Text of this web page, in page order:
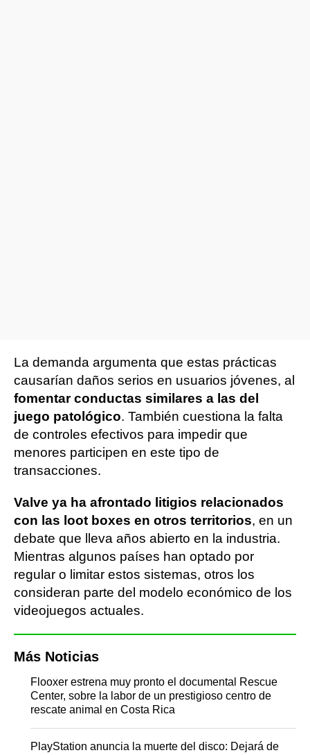
La demanda argumenta que estas prácticas
causarían daños serios en usuarios jóvenes, al
fomentar conductas similares a las del
juego patológico. También cuestiona la falta
de controles efectivos para impedir que
menores participen en este tipo de
transacciones.
Valve ya ha afrontado litigios relacionados
con las loot boxes en otros territorios, en un
debate que lleva años abierto en la industria.
Mientras algunos países han optado por
regular o limitar estos sistemas, otros los
consideran parte del modelo económico de los
videojuegos actuales.
Más Noticias
Flooxer estrena muy pronto el documental Rescue
Center, sobre la labor de un prestigioso centro de
rescate animal en Costa Rica
PlayStation anuncia la muerte del disco: Dejará de